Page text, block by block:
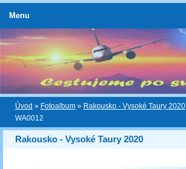
Úvod » Fotoalbum » Rakousko - Vysoké Taury 2020
WA0012
Rakousko - Vysoké Taury 2020
Menu